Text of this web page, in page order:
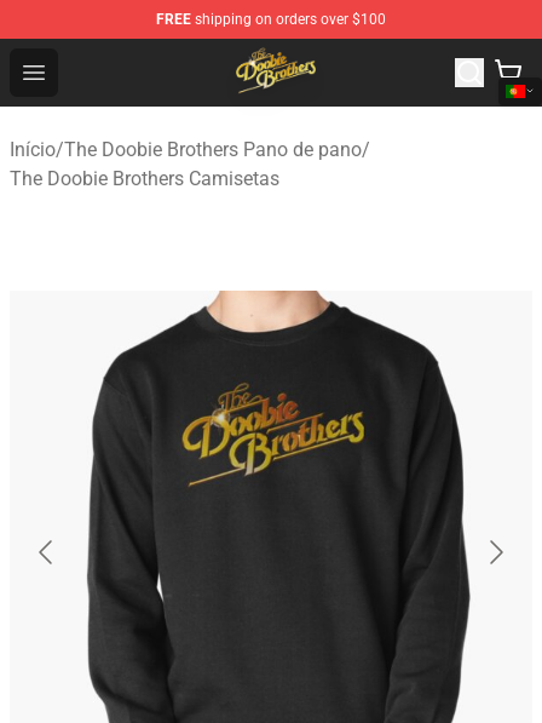
FREE shipping on orders over $100
Open menu
The Doobie Brothers Store - Official The Doobie
Início/The Doobie Brothers Pano de pano/
The Doobie Brothers Camisetas